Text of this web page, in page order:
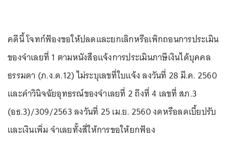
คดีนี้ โจทก์ฟ้องขอให้ปลดและยกเลิกหรือเพิกถอนการประเมิน
ของจำเลยที่ 1 ตามหนังสือแจ้งการประเมินภาษีเงินได้บุคคล
ธรรมดา (ภ.ง.ด.12) ไม่ระบุเลขที่ใบแจ้ง ลงวันที่ 28 มี.ค. 2560
และคำวินิจฉัยอุทธรณ์ของจำเลยที่ 2 ถึงที่ 4 เลขที่ สภ.3
(อธ.3)/309/2563 ลงวันที่ 25 เม.ย. 2560 งดหรือลดเบี้ยปรับ
และเงินเพิ่ม จำเลยทั้งสี่ให้การขอให้ยกฟ้อง